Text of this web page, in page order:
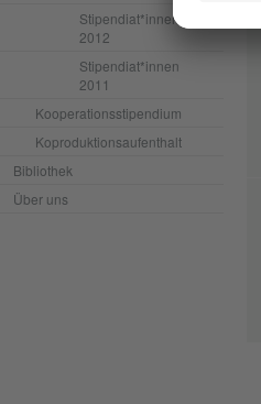
Stipendiat*innen
2012
Stipendiat*innen
2011
Kooperationsstipendium
Koproduktionsaufenthalt
Bibliothek
Über uns